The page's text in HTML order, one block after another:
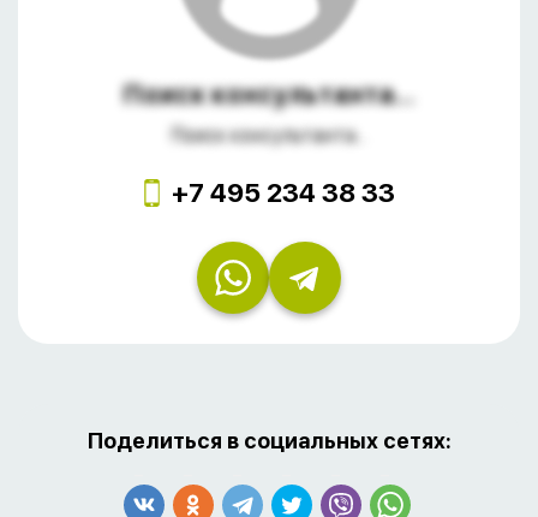
Поиск консультанта...
Поиск консультанта...
+7 495 234 38 33
Поделиться в социальных сетях: